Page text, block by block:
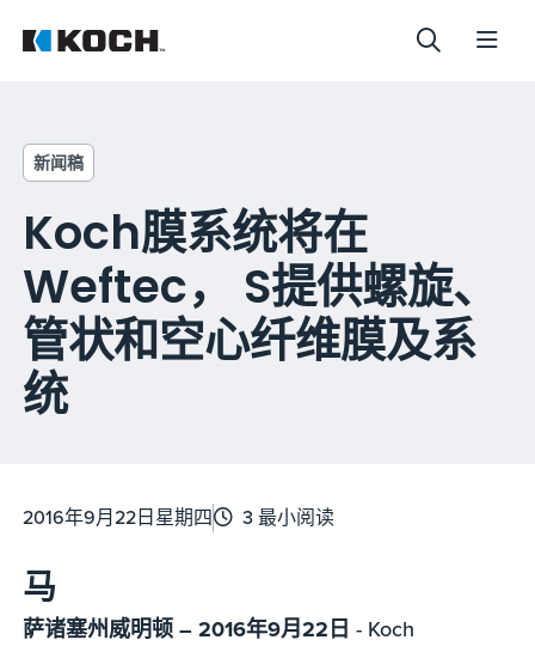
新闻稿
Koch膜系统将在
Weftec， S提供螺旋、
管状和空心纤维膜及系
统
2016年9月22日星期四 3 最小阅读
马
萨诸塞州威明顿 – 2016年9月22日 - Koch